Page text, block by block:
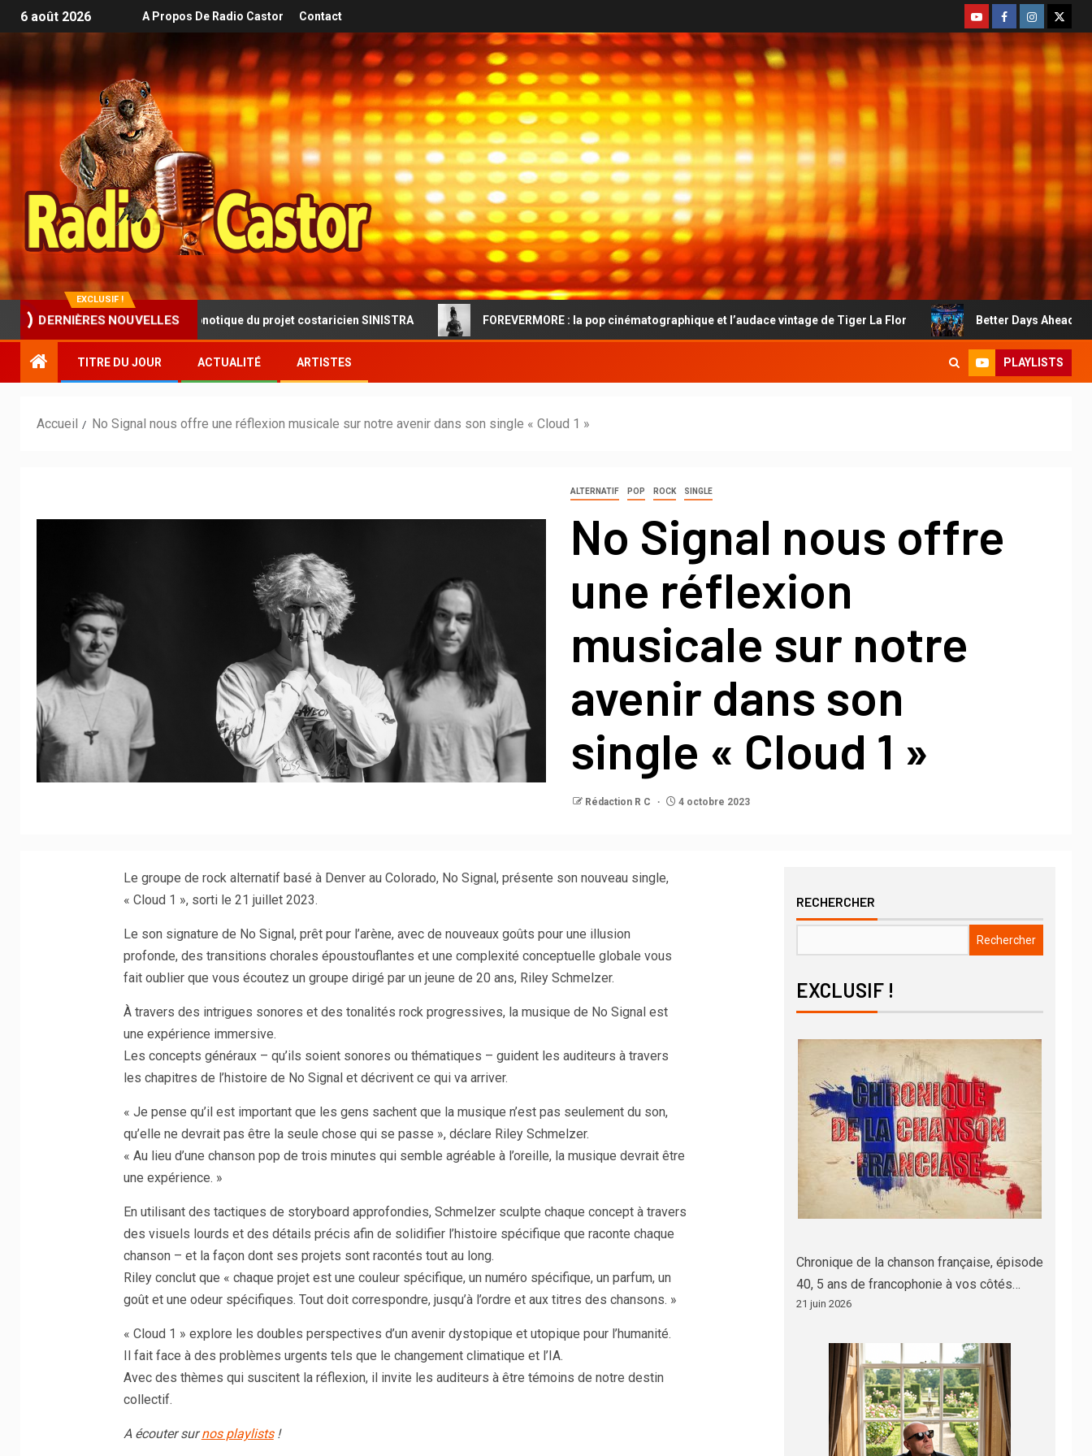
6 août 2026 A Propos De Radio Castor Contact
EXCLUSIF !
DERNIÈRES NOUVELLES
progressive et hypnotique du projet costaricien SINISTRA FOREVERMORE : la pop cinématographique et l’audace vintage de Tiger La Flor Better Days Ahead : le country-
TITRE DU JOUR ACTUALITÉ ARTISTES PLAYLISTS
Accueil No Signal nous offre une réflexion musicale sur notre avenir dans son single « Cloud 1 »
ALTERNATIF POP ROCK SINGLE
No Signal nous offre
une réflexion
musicale sur notre
avenir dans son
single « Cloud 1 »
Rédaction R C 4 octobre 2023
Le groupe de rock alternatif basé à Denver au Colorado, No Signal, présente son nouveau single,
« Cloud 1 », sorti le 21 juillet 2023.
Le son signature de No Signal, prêt pour l’arène, avec de nouveaux goûts pour une illusion
profonde, des transitions chorales époustouflantes et une complexité conceptuelle globale vous
fait oublier que vous écoutez un groupe dirigé par un jeune de 20 ans, Riley Schmelzer.
À travers des intrigues sonores et des tonalités rock progressives, la musique de No Signal est
une expérience immersive.
Les concepts généraux – qu’ils soient sonores ou thématiques – guident les auditeurs à travers
les chapitres de l’histoire de No Signal et décrivent ce qui va arriver.
« Je pense qu’il est important que les gens sachent que la musique n’est pas seulement du son,
qu’elle ne devrait pas être la seule chose qui se passe », déclare Riley Schmelzer.
« Au lieu d’une chanson pop de trois minutes qui semble agréable à l’oreille, la musique devrait être
une expérience. »
En utilisant des tactiques de storyboard approfondies, Schmelzer sculpte chaque concept à travers
des visuels lourds et des détails précis afin de solidifier l’histoire spécifique que raconte chaque
chanson – et la façon dont ses projets sont racontés tout au long.
Riley conclut que « chaque projet est une couleur spécifique, un numéro spécifique, un parfum, un
goût et une odeur spécifiques. Tout doit correspondre, jusqu’à l’ordre et aux titres des chansons. »
« Cloud 1 » explore les doubles perspectives d’un avenir dystopique et utopique pour l’humanité.
Il fait face à des problèmes urgents tels que le changement climatique et l’IA.
Avec des thèmes qui suscitent la réflexion, il invite les auditeurs à être témoins de notre destin
collectif.
A écouter surnos playlists!
RECHERCHER
Rechercher
EXCLUSIF !
Chronique de la chanson française, épisode
40, 5 ans de francophonie à vos côtés…
21 juin 2026